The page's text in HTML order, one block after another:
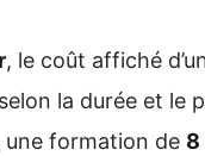
, le coût affiché
la durée et le
une formation de 8